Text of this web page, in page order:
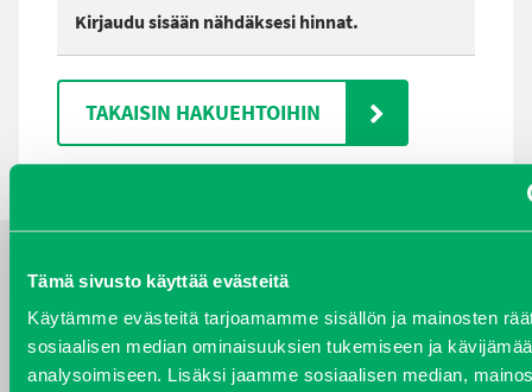
Tämä sivusto käyttää evästeitä
Käytämme evästeitä tarjoamamme sisällön ja mainosten
sosiaalisen median ominaisuuksien tukemiseen ja
analysoimiseen. Lisäksi jaamme sosiaalisen median,
Kirjaudu sisään nähdäksesi hinnat.
TAKAISIN HAKUEHTOIHIN
YHTEYSTIEDOT